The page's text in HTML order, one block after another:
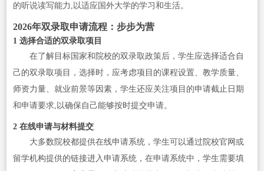
的听说读写能力,以适应国外大学的学习和生活。
2026年双录取申请流程：步步为营
1 选择合适的双录取项目
在了解目标国家和院校的双录取政策后，学生应选择适合自
己的双录取项目，选择时，应考虑项目的课程设置、教学质量、
师资力量、就业前景等因素，学生还应关注项目的申请截止日期
和申请要求,以确保自己能够按时提交申请。
2 在线申请与材料提交
大多数院校都提供在线申请系统，学生可以通过院校官网或
留学机构提供的链接进入申请系统，在申请系统中，学生需要填